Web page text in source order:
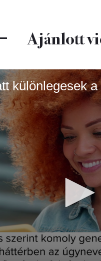
Ajánlott
különlegesek